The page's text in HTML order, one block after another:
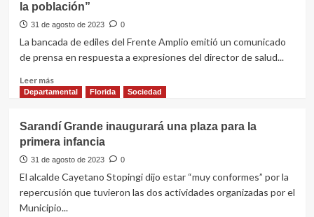
ubicado
sobre
5
por
de
doble
la población”
31 de agosto de 2023 0
La bancada de ediles del Frente Amplio emitió un comunicado
de prensa en respuesta a expresiones del director de salud...
Leer másLeer
más
cansados
que
desde
el
gobierno
departamental
se
Departamental Florida Sociedad
Sarandí Grande inaugurará una plaza para la
primera infancia
31 de agosto de 2023 0
El alcalde Cayetano Stopingi dijo estar “muy conformes” por la
repercusión que tuvieron las dos actividades organizadas por el
Municipio...